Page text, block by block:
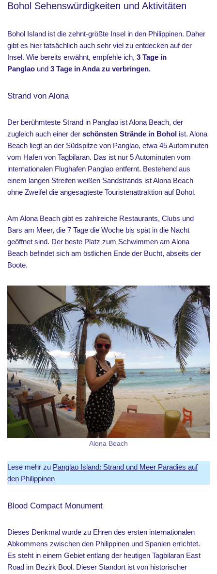
Bohol Sehenswürdigkeiten und Aktivitäten
Bohol Island ist die zehnt-größte Insel in den Philippinen. Daher
gibt es hier tatsächlich auch sehr viel zu entdecken auf der
Insel. Wie bereits erwähnt, empfehle ich, 3 Tage in
Panglao und 3 Tage in Anda zu verbringen.
Strand von Alona
Der berühmteste Strand in Panglao ist Alona Beach, der
zugleich auch einer der schönsten Strände in Bohol ist. Alona
Beach liegt an der Südspitze von Panglao, etwa 45 Autominuten
vom Hafen von Tagbilaran. Das ist nur 5 Autominuten vom
internationalen Flughafen Panglao entfernt. Bestehend aus
einem langen Streifen weißen Sandstrands ist Alona Beach
ohne Zweifel die angesagteste Touristenattraktion auf Bohol.
Am Alona Beach gibt es zahlreiche Restaurants, Clubs und
Bars am Meer, die 7 Tage die Woche bis spät in die Nacht
geöffnet sind. Der beste Platz zum Schwimmen am Alona
Beach befindet sich am östlichen Ende der Bucht, abseits der
Boote.
Alona Beach
Lese mehr zu Panglao Island: Strand und Meer Paradies auf
den Philippinen
Blood Compact Monument
Dieses Denkmal wurde zu Ehren des ersten internationalen
Abkommens zwischen den Philippinen und Spanien errichtet.
Es steht in einem Gebiet entlang der heutigen Tagbilaran East
Road im Bezirk Bool. Dieser Standort ist von historischer